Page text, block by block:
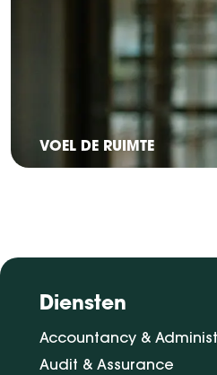
VOEL DE RUIMTE
Diensten
Accountancy &
Audit & Assurance